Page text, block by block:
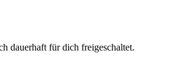
dauerhaft für dich freigeschaltet.